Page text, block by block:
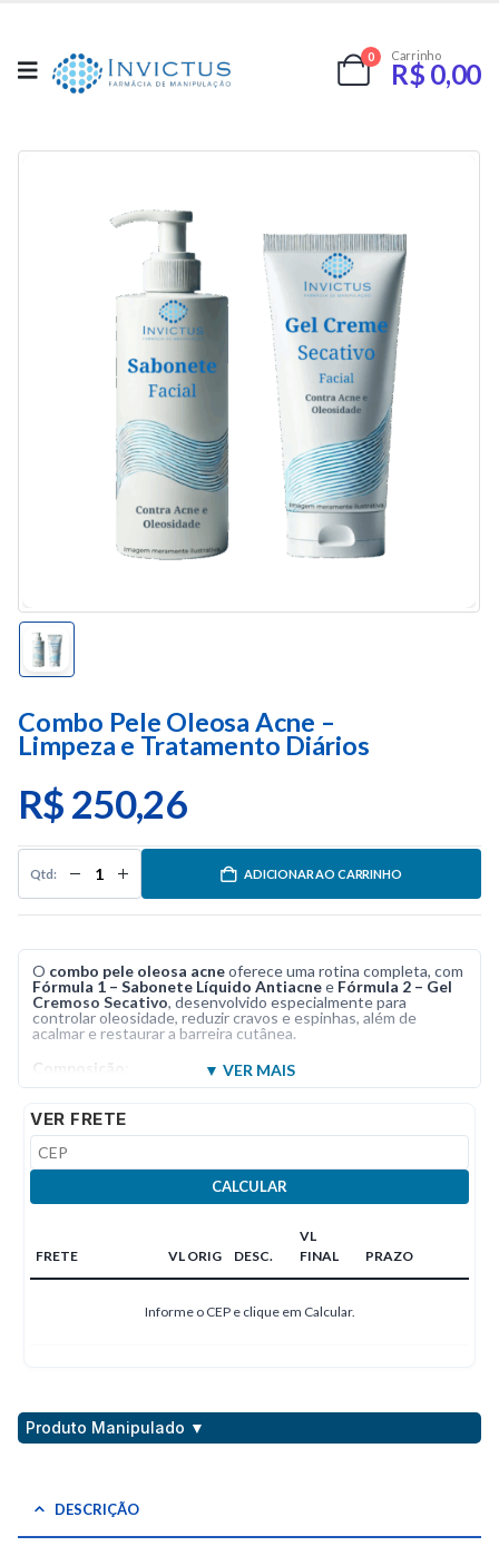
0 Carrinho
R$ 0,00
Combo Pele Oleosa Acne –
Limpeza e Tratamento Diários
R$250,26
ADICIONAR AO CARRINHO
O combo pele oleosa acneoferece uma rotina completa, com
Fórmula 1 – Sabonete Líquido Antiacnee Fórmula 2 – Gel
Cremoso Secativo, desenvolvido especialmente para
controlar oleosidade, reduzir cravos e espinhas, além de
acalmar e restaurar a barreira cutânea.
Composição
PCA1%;Melaleuca
Gel Cremoso Secativo:
4%;Alfa Bisobol0,5%;Hamamélis Glicólica5%
VER FRETE
CALCULAR
FRETE VL ORIG DESC.
VL
FINAL
PRAZO
Informe o CEP e clique em Calcular.
Produto Manipulado ▼
DESCRIÇÃO